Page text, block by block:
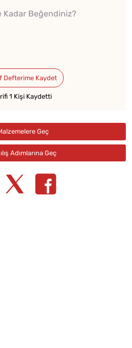
Kadar Beğendiniz?
1 Kişi Kaydetti